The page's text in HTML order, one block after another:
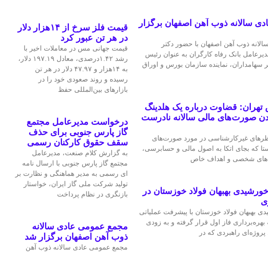
سالانه ذوب آهن اصفهان برگزار
ذوب آهن اصفهان با حضور دکتر
بانک رفاه کارگران به عنوان رئیس
سهامداران، نماینده سازمان بورس و اوراق
قضاوت درباره یک هلدینگ
صورت‌های مالی سالانه نادرست
غیرکارشناسی در مورد صورت‌های
که بجای اتکا به اصول مالی و حسابرسی،
شخصی و اهداف خاص
بهبهان فولاد خوزستان در
بهبهان فولاد خوزستان با پیشرفت عملیاتی
بهره‌برداری فاز اول قرار گرفته و به‌ زودی
راهبردی که در
قیمت فلز سرخ از ۱۴هزار دلار
در هر تن عبور کرد
قیمت جهانی مس در معاملات اخیر با
رشد ۱.۴۲درصدی، معادل ۱۹۷.۱۹ دلار،
به ۱۴هزار و ۴۷.۹۷ دلار در هر تن
رسیده و روند صعودی خود را در
بازارهای بین‌المللی حفظ
درخواست مدیرعامل مجتمع
گاز پارس جنوبی برای حذف
سقف حقوق کارکنان رسمی
به گزارش کلام صنعت، مدیرعامل
مجتمع گاز پارس جنوبی با ارسال نامه
ای رسمی به مدیر هماهنگی و نظارت بر
تولید شرکت ملی گاز ایران، خواستار
بازنگری در نظام پرداخت
مجمع عمومی عادی سالانه
ذوب آهن اصفهان برگزار شد
مجمع عمومی عادی سالانه ذوب آهن